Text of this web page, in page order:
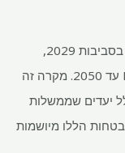
בתרחיש ההבטחות למדינה, גירעונות מופיעים בסביבות 2029,
הדורשים אספקה ​​נוספת של 6.7 מיליון טון LCE עד 2050. מקרה זה
יעדים שממשלות
הללו מיושמות